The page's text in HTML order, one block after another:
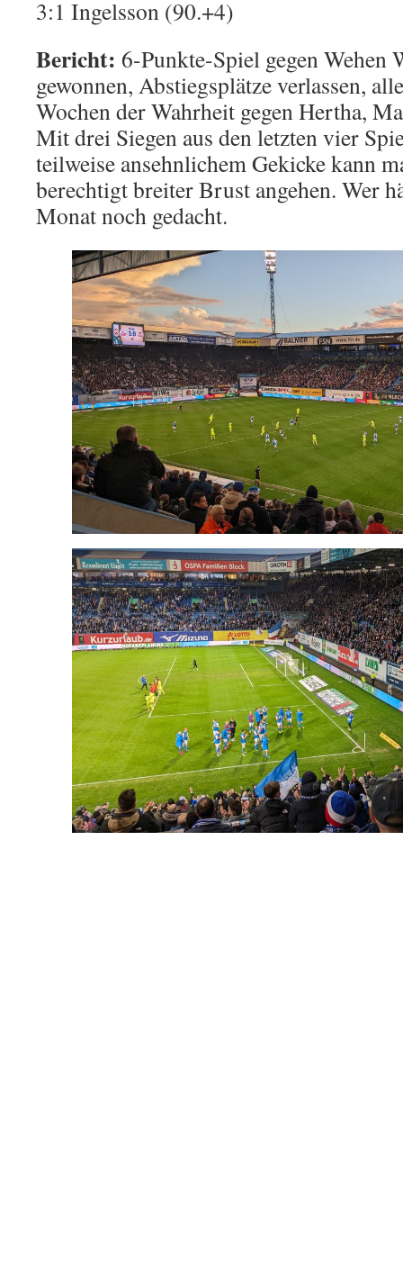
3:1 Ingelsson (90.+4)
Bericht: 6-Punkte-Spiel gegen Wehen
gewonnen, Abstiegsplätze verlassen,
Wochen der Wahrheit gegen Hertha,
Mit drei Siegen aus den letzten vier
teilweise ansehnlichem Gekicke kann
berechtigt breiter Brust angehen. Wer
Monat noch gedacht.